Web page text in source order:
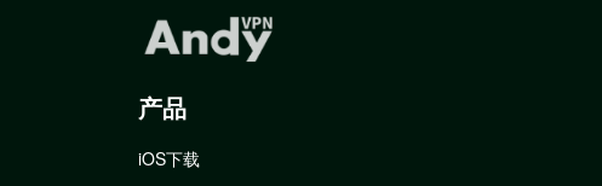
产品
iOS下载